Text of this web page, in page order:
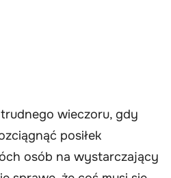
wieczoru, gdy
posiłek
osób na wystarczający